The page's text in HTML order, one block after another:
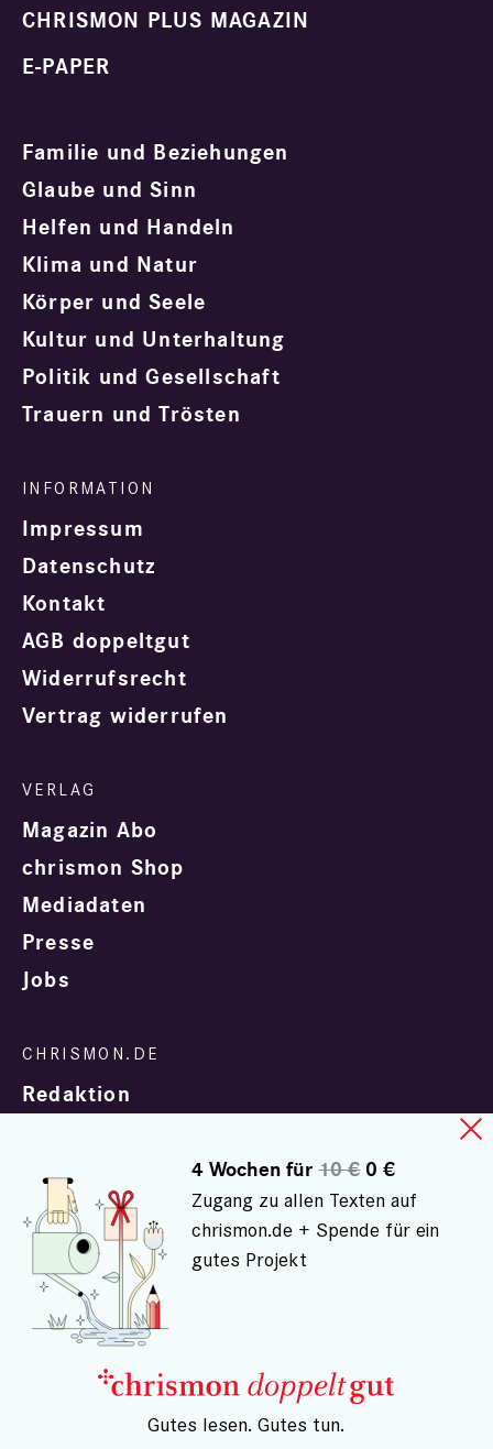
CHRISMON PLUS MAGAZIN
E-PAPER
Familie und Beziehungen
Glaube und Sinn
Helfen und Handeln
Klima und Natur
Körper und Seele
Kultur und Unterhaltung
Politik und Gesellschaft
Trauern und Trösten
Impressum
Datenschutz
Kontakt
AGB doppeltgut
Widerrufsrecht
Vertrag widerrufen
Magazin Abo
chrismon Shop
Mediadaten
Presse
Jobs
Redaktion
In Zusammenarbeit mit
© chrismon.de 2001 - 2026
Alle Rechte vorbehalten.
4 Wochen für10 €0 €
Zugang zu allen Texten auf
chrismon.de + Spende für ein
gutes Projekt
– Gutes lesen. Gutes tun.